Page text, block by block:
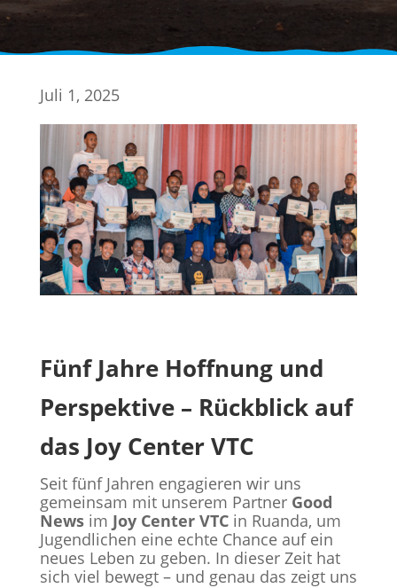
Juli 1, 2025
Fünf Jahre Hoffnung und
Perspektive – Rückblick auf
das Joy Center VTC
Seit fünf Jahren engagieren wir uns
gemeinsam mit unserem Partner Good
Newsim Joy Center VTCin Ruanda, um
Jugendlichen eine echte Chance auf ein
neues Leben zu geben. In dieser Zeit hat
sich viel bewegt – und genau das zeigt uns